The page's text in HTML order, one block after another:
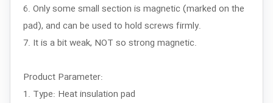
6. Only some small section is magnetic (marked on the
pad), and can be used to hold screws firmly.
7. It is a bit weak, NOT so strong magnetic.
Product Parameter:
1. Type: Heat insulation pad